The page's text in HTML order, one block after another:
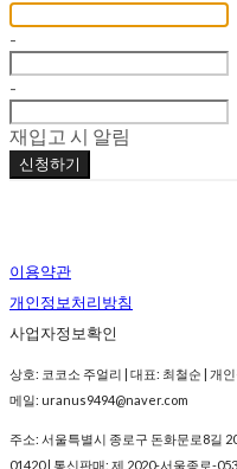
-
-
재입고 시 알림
신청하기
이용약관
개인정보처리방침
사업자정보확인
상호: 코코소 주얼리 | 대표: 최철순 | 개
메일: uranus9494@naver.com
주소: 서울특별시 종로구 돈화문로8길
01420| 통신판매: 제 2020-서울종로-